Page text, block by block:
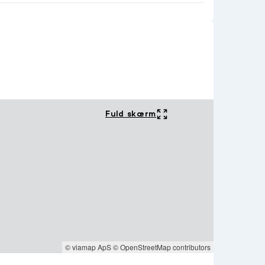
Fuld skærm
© viamap ApS© OpenStreetMap contributors